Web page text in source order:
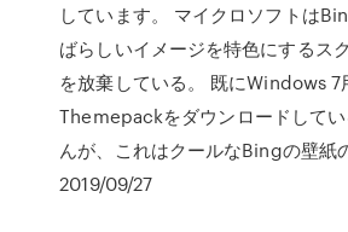
しています。 マイクロソフトは
ばらしいイメージを特色にするス
を放棄している。 既にWindows
Themepackをダウンロードして
んが、これはクールなBingの壁紙
2019/09/27